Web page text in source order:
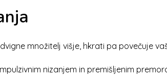
množitelj višje, hkrati pa povečuje
nizanjem in premišljenim